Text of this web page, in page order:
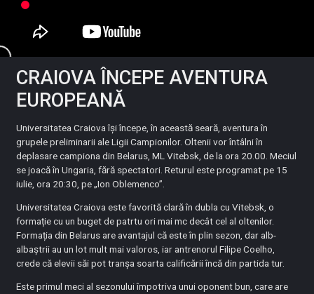
CRAIOVA ÎNCEPE AVENTURA
EUROPEANĂ
Universitatea Craiova își începe, în această seară, aventura în
grupele preliminarii ale Ligii Campionilor. Oltenii vor întâlni în
deplasare campiona din Belarus, ML Vitebsk, de la ora 20.00. Meciul
se joacă în Ungaria, fără spectatori. Returul este programat pe 15
iulie, ora 20:30, pe „Ion Oblemenco”.
Universitatea Craiova este favorită clară în dubla cu Vitebsk, o
formație cu un buget de patrtu ori mai mc decât cel al oltenilor.
Formația din Belarus are avantajul că este în plin sezon, dar alb-
albaștrii au un lot mult mai valoros, iar antrenorul Filipe Coelho,
crede că elevii săi pot tranșa soarta calificării încă din partida tur.
Este primul meci al sezonului împotriva unui oponent bun, care are